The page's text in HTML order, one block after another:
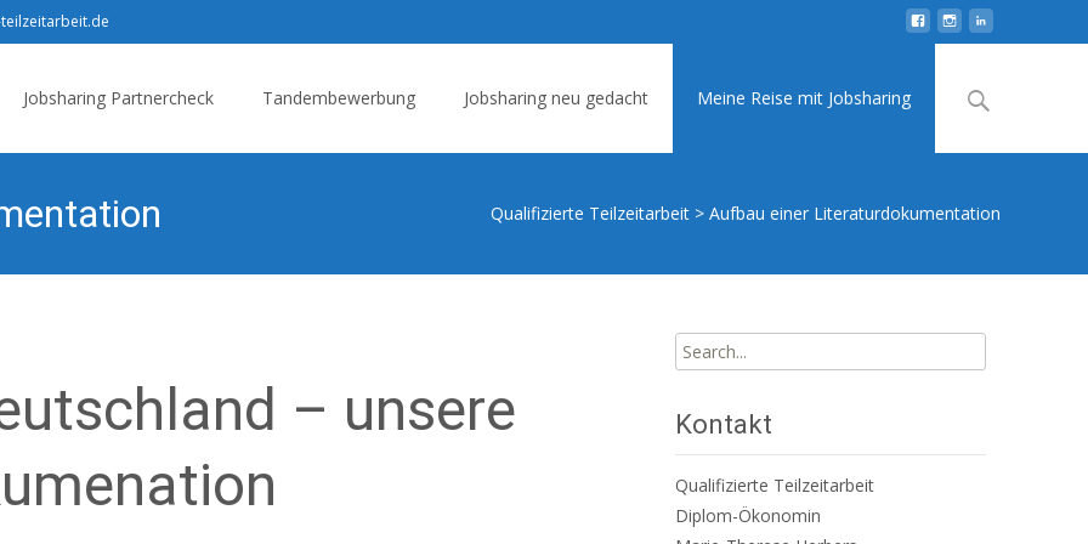
Jobsharing Partnercheck Tandembewerbung Jobsharing neu gedacht Meine Reise mit Jobsharing
Search
Qualifizierte Teilzeitarbeit > Aufbau einer Literaturdokumentation
– unsere
Search
for:
Kontakt
Qualifizierte Teilzeitarbeit
Diplom-Ökonomin